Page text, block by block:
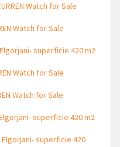
Watch for Sale
Watch for Sale
superficie 420 m2
Watch for Sale
Watch for Sale
superficie 420 m2
superficie 420